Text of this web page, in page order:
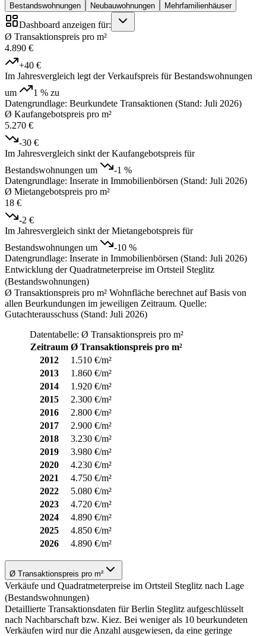
Bestandswohnungen Neubauwohnungen Mehrfamilienhäuser
Dashboard anzeigen für:
Ø Transaktionspreis pro m²
4.890 €
+40 €
Im Jahresvergleich legt der Verkaufspreis für Bestandswohnungen
um
1 % zu
Datengrundlage: Beurkundete Transaktionen (Stand: Juli 2026)
Ø Kaufangebotspreis pro m²
5.270 €
-30 €
Im Jahresvergleich sinkt der Kaufangebotspreis für
Bestandswohnungen um
-1 %
Datengrundlage: Inserate in Immobilienbörsen (Stand: Juli 2026)
Ø Mietangebotspreis pro m²
18 €
-2 €
Im Jahresvergleich sinkt der Mietangebotspreis für
Bestandswohnungen um
-10 %
Datengrundlage: Inserate in Immobilienbörsen (Stand: Juli 2026)
Entwicklung der Quadratmeterpreise im Ortsteil Steglitz
(Bestandswohnungen)
Ø Transaktionspreis pro m² Wohnfläche berechnet auf Basis von
allen Beurkundungen im jeweiligen Zeitraum. Quelle:
Gutachterausschuss (Stand: Juli 2026)
Datentabelle: Ø Transaktionspreis pro m²
Zeitraum Ø Transaktionspreis pro m²
2012
1.510 €/m²
2013
1.860 €/m²
2014
1.920 €/m²
2015
2.300 €/m²
2016
2.800 €/m²
2017
2.900 €/m²
2018
3.230 €/m²
2019
3.980 €/m²
2020
4.230 €/m²
2021
4.750 €/m²
2022
5.080 €/m²
2023
4.720 €/m²
2024
4.890 €/m²
2025
4.850 €/m²
2026
4.890 €/m²
Ø Transaktionspreis pro m²
Verkäufe und Quadratmeterpreise im Ortsteil Steglitz nach Lage
(Bestandswohnungen)
Detaillierte Transaktionsdaten für Berlin Steglitz aufgeschlüsselt
nach Nachbarschaft bzw. Kiez. Bei weniger als 10 beurkundeten
Verkäufen wird nur die Anzahl ausgewiesen, da eine geringe